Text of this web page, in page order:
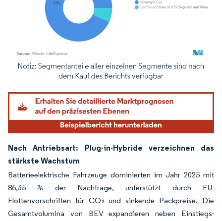
Bild © Mordor Intelligence. Wiederverwendung erfordert Namensnennung
Nach Antriebsart: Plug-in-Hybride verzeichnen das
stärkste Wachstum
Batterieelektrische Fahrzeuge dominierten im Jahr 2025 mit
86,35 % der Nachfrage, unterstützt durch EU-
Flottenvorschriften für CO₂ und sinkende Packpreise. Die
Gesamtvolumina von BEV expandieren neben Einstiegs-